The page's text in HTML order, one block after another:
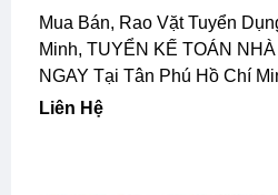
Mua Bán, Rao Vặt Tuyển Dụng Tân Phú Hồ Chí
Minh, TUYỂN KẾ TOÁN
NGAY Tại Tân Phú Hồ Chí
Liên Hệ